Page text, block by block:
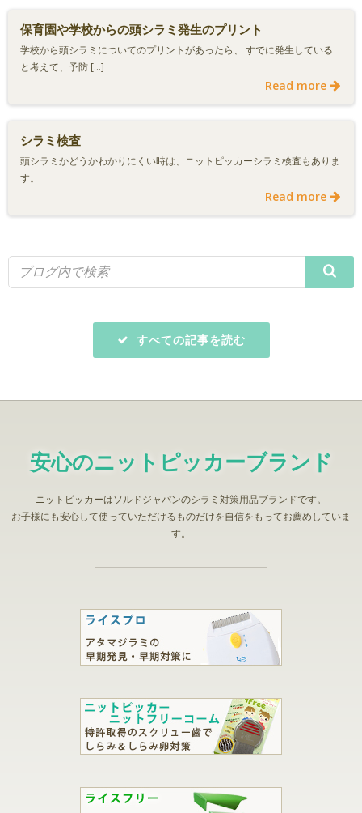
保育園や学校からの頭シラミ発生のプリント
学校から頭シラミについてのプリントがあったら、 すでに発生している
と考えて、予防 […]
Read more
シラミ検査
頭シラミかどうかわかりにくい時は、ニットピッカーシラミ検査もありま
す。
Read more
すべての記事を読む
安心のニットピッカーブランド
ニットピッカーはソルドジャパンのシラミ対策用品ブランドです。
お子様にも安心して使っていただけるものだけを自信をもってお薦めしていま
す。